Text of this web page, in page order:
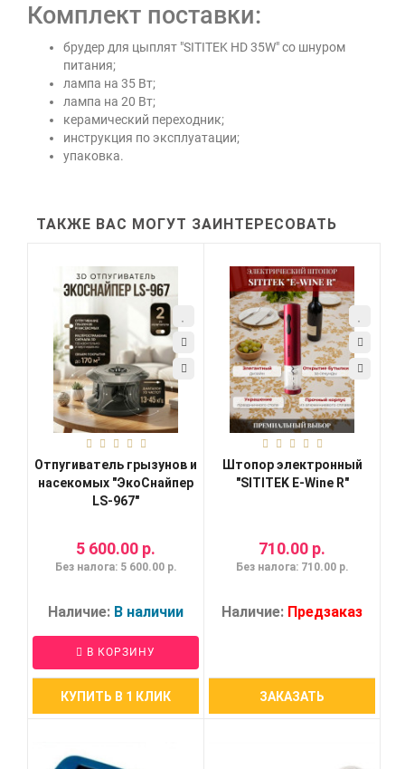
Комплект поставки:
брудер для цыплят "SITITEK HD 35W" со шнуром
питания;
лампа на 35 Вт;
лампа на 20 Вт;
керамический переходник;
инструкция по эксплуатации;
упаковка.
ТАКЖЕ ВАС МОГУТ ЗАИНТЕРЕСОВАТЬ
Отпугиватель грызунов и
насекомых "ЭкоСнайпер
LS-967"
5 600.00 р.
Без налога: 5 600.00 р.
Наличие: В наличии
В КОРЗИНУ
КУПИТЬ В 1 КЛИК
Штопор электронный
"SITITEK E-Wine R"
710.00 р.
Без налога: 710.00 р.
Наличие: Предзаказ
ЗАКАЗАТЬ